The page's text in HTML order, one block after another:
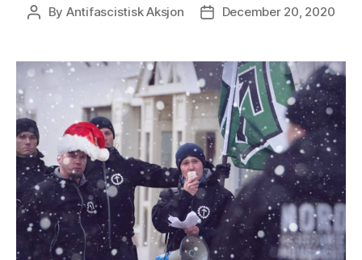
Post
By Antifascistisk Aksjon
PostDecember 20, 2020